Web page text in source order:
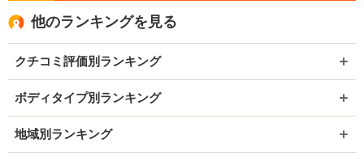
他のランキングを見る
クチコミ評価別ランキング
ボディタイプ別ランキング
地域別ランキング